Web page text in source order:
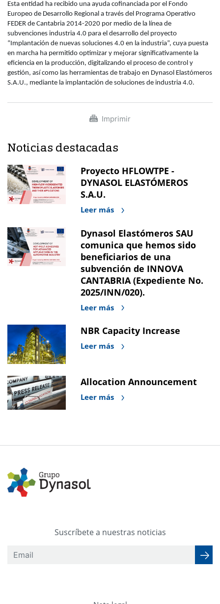
Esta entidad ha recibido una ayuda cofinanciada por el Fondo
Europeo de Desarrollo Regional a través del Programa Operativo
FEDER de Cantabria 2014-2020 por medio de la línea de
subvenciones industria 4.0 para el desarrollo del proyecto
“Implantación de nuevas soluciones 4.0 en la industria”, cuya puesta
en marcha ha permitido optimizar y mejorar significativamente la
eficiencia en la producción, digitalizando el proceso de control y
gestión, así como las herramientas de trabajo en Dynasol Elastómeros
S.A.U., mediante la implantación de soluciones de industria 4.0.
Imprimir
Noticias destacadas
Proyecto HFLOWTPE -
DYNASOL ELASTÓMEROS
S.A.U.
Leer más
Dynasol Elastómeros SAU
comunica que hemos sido
beneficiarios de una
subvención de INNOVA
CANTABRIA (Expediente No.
2025/INN/020).
Leer más
NBR Capacity Increase
Leer más
Allocation Announcement
Leer más
Suscríbete a nuestras noticias